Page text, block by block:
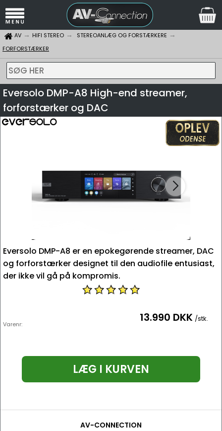
AV HIFI STEREO
STEREOANLÆG OG FORSTÆRKERE
FORFORSTÆRKER
SØG HER
Eversolo DMP-A8 High-end streamer,
forforstærker og DAC
Eversolo DMP-A8 er en epokegørende streamer, DAC
og forforstærker designet til den audiofile entusiast,
der ikke vil gå på kompromis.
Varenr: 13.990 DKK /stk.
LÆG I KURVEN
AV-CONNECTION